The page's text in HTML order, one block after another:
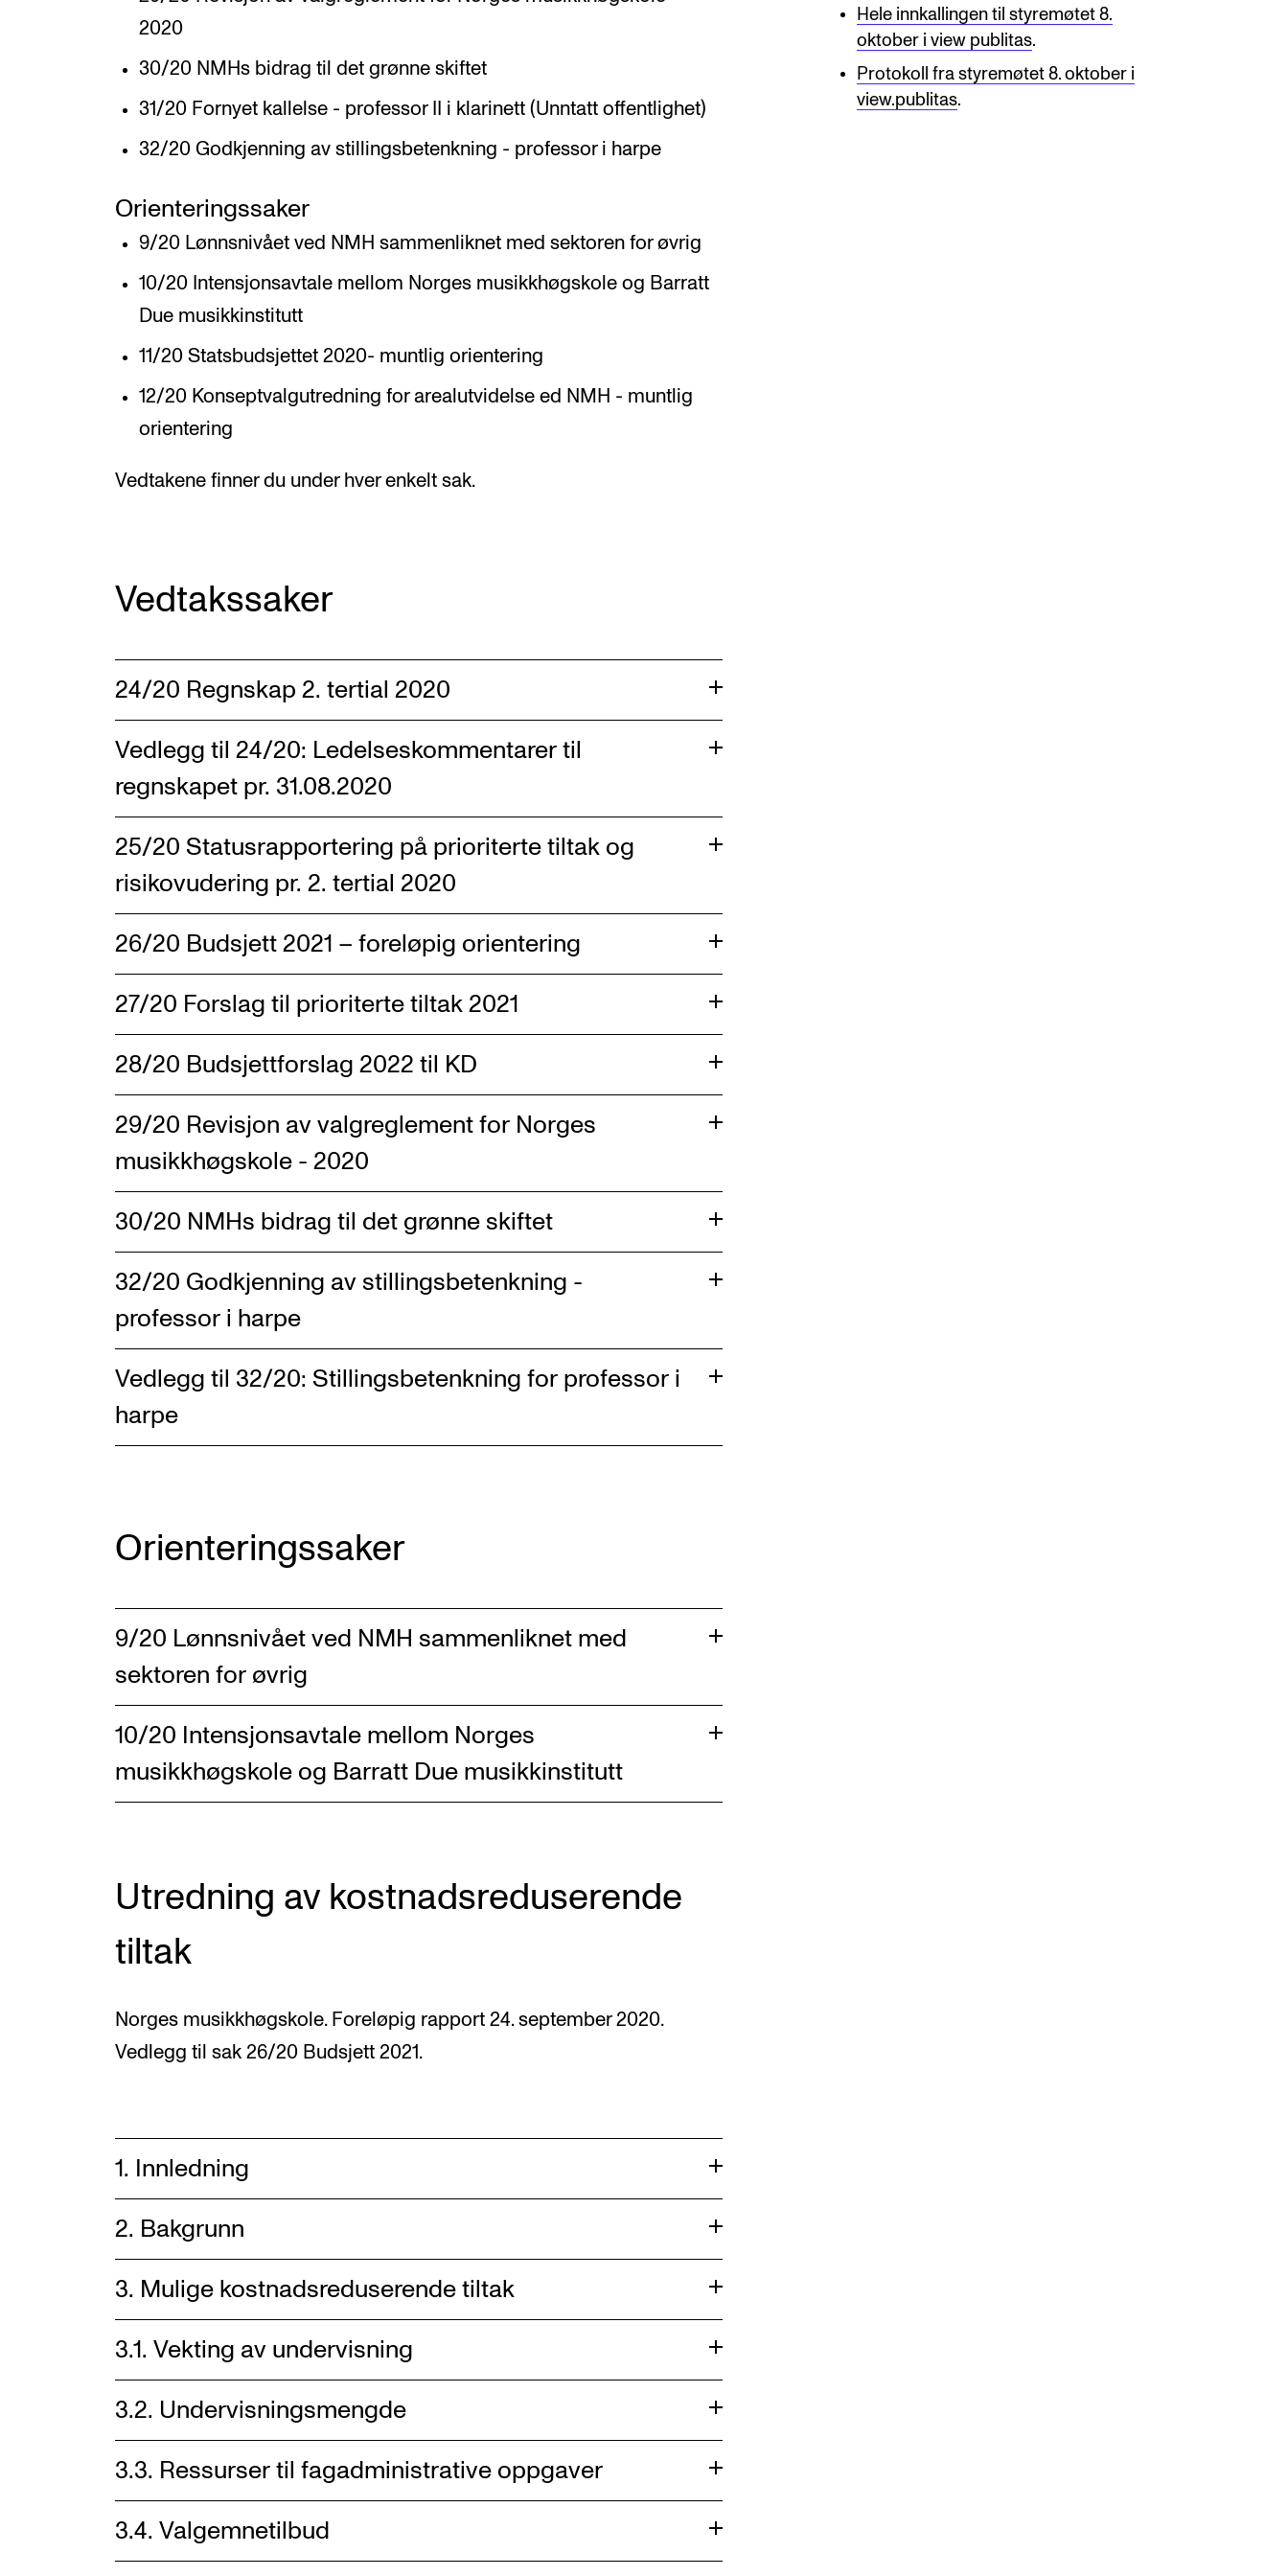
2020
30/20 NMHs bidrag til det grønne skiftet
31/20 Fornyet kallelse - professor II i klarinett (Unntatt offentlighet)
32/20 Godkjenning av stillingsbetenkning - professor i harpe
Orienteringssaker
9/20 Lønnsnivået ved NMH sammenliknet med sektoren for øvrig
10/20 Intensjonsavtale mellom Norges musikkhøgskole og Barratt
Due musikkinstitutt
11/20 Statsbudsjettet 2020- muntlig orientering
12/20 Konseptvalgutredning for arealutvidelse ed NMH - muntlig
orientering
Vedtakene finner du under hver enkelt sak.
Hele innkallingen til styremøtet 8.
oktober i view publitas.
Protokoll fra styremøtet 8. oktober i
view.publitas.
Vedtakssaker
24/20 Regnskap 2. tertial 2020
Vedlegg til 24/20: Ledelseskommentarer til
regnskapet pr. 31.08.2020
25/20 Statusrapportering på prioriterte tiltak og
risikovudering pr. 2. tertial 2020
26/20 Budsjett 2021 – foreløpig orientering
27/20 Forslag til prioriterte tiltak 2021
28/20 Budsjettforslag 2022 til KD
29/20 Revisjon av valgreglement for Norges
musikkhøgskole - 2020
30/20 NMHs bidrag til det grønne skiftet
32/20 Godkjenning av stillingsbetenkning -
professor i harpe
Vedlegg til 32/20: Stillingsbetenkning for professor i
harpe
Orienteringssaker
9/20 Lønnsnivået ved NMH sammenliknet med
sektoren for øvrig
10/20 Intensjonsavtale mellom Norges
musikkhøgskole og Barratt Due musikkinstitutt
Utredning av kostnadsreduserende
tiltak
Norges musikkhøgskole. Foreløpig rapport 24. september 2020.
Vedlegg til sak 26/20 Budsjett 2021.
1. Innledning
2. Bakgrunn
3. Mulige kostnadsreduserende tiltak
3.1. Vekting av undervisning
3.2. Undervisningsmengde
3.3. Ressurser til fagadministrative oppgaver
3.4. Valgemnetilbud